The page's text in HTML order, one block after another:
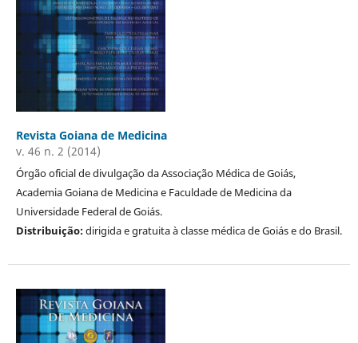
Revista Goiana de Medicina
v. 46 n. 2 (2014)
Órgão oficial de divulgação da Associação Médica de Goiás,
Academia Goiana de Medicina e Faculdade de Medicina da
Universidade Federal de Goiás.
Distribuição:dirigida e gratuita à classe médica de Goiás e do Brasil.